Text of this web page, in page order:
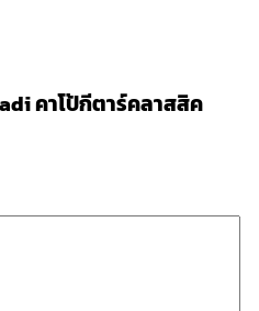
คาโป้กีตาร์คลาสสิค